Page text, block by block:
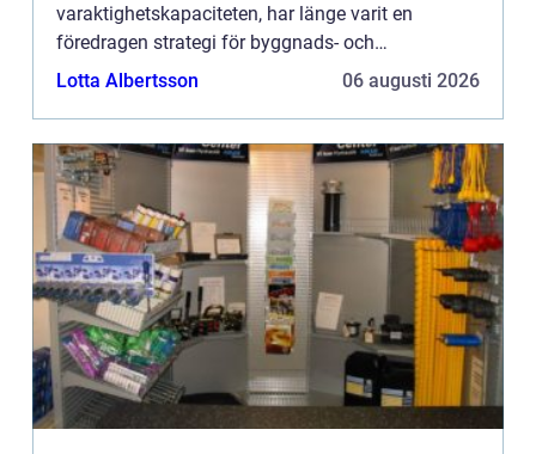
varaktighetskapaciteten, har länge varit en
föredragen strategi för byggnads- och
konstruktionsföretag. Potentialen i stålkonstru...
Lotta Albertsson 06 augusti 2026